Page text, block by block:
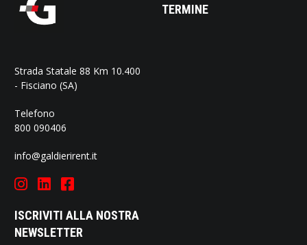
Strada Statale 88 Km 10.400
- Fisciano (SA)
Telefono
800 090406
info@galdierirent.it
ISCRIVITI ALLA NOSTRA
NEWSLETTER
TERMINE